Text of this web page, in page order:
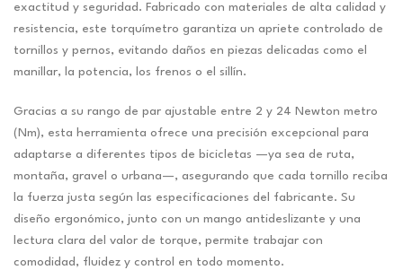
exactitud y seguridad. Fabricado con materiales de alta calidad y
resistencia, este torquímetro garantiza un apriete controlado de
tornillos y pernos, evitando daños en piezas delicadas como el
manillar, la potencia, los frenos o el sillín.
Gracias a su rango de par ajustable entre 2 y 24 Newton metro
(Nm), esta herramienta ofrece una precisión excepcional para
adaptarse a diferentes tipos de bicicletas —ya sea de ruta,
montaña, gravel o urbana—, asegurando que cada tornillo reciba
la fuerza justa según las especificaciones del fabricante. Su
diseño ergonómico, junto con un mango antideslizante y una
lectura clara del valor de torque, permite trabajar con
comodidad, fluidez y control en todo momento.